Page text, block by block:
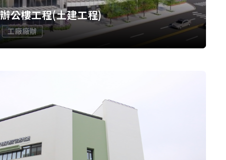
公樓工程(土建工程)
工廠廠辦